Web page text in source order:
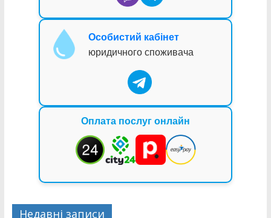
Особистий кабінет
юридичного споживача
Оплата послуг онлайн
Недавні записи